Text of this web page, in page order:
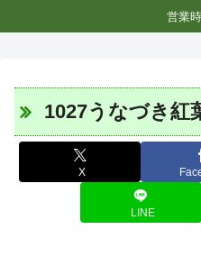
営業
1027うなづき紅
X
LINE